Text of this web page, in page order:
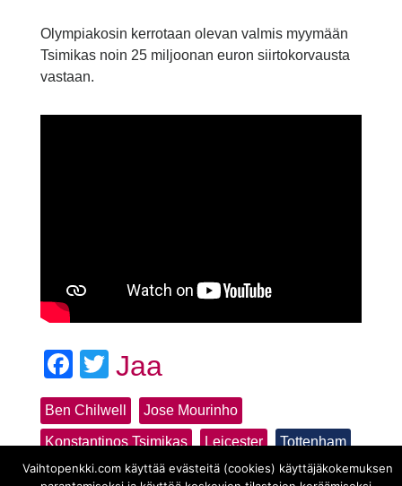
Olympiakosin kerrotaan olevan valmis myymään
Tsimikas noin 25 miljoonan euron siirtokorvausta
vastaan.
Facebook
Twitter
Jaa
Ben Chilwell Jose Mourinho
Konstantinos Tsimikas Leicester Tottenham
Vaihtopenkki.com käyttää evästeitä (cookies) käyttäjäkokemuksen